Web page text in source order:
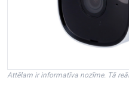
Attēlam ir informatīva nozīme. Tā